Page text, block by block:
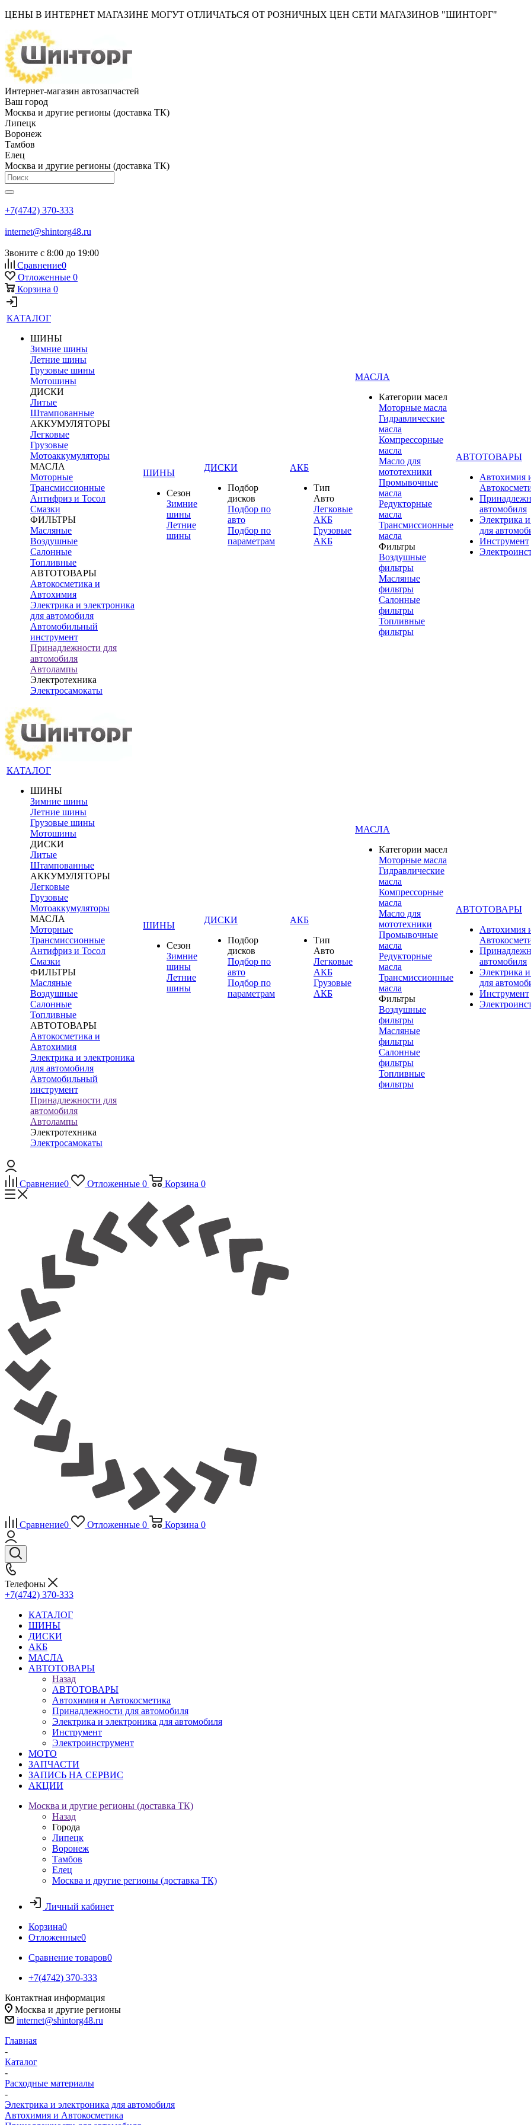
ЦЕНЫ В ИНТЕРНЕТ МАГАЗИНЕ МОГУТ ОТЛИЧАТЬСЯ ОТ РОЗНИЧНЫХ ЦЕН СЕТИ МАГАЗИНОВ "ШИНТОРГ"
Интернет-магазин автозапчастей
Ваш город
Москва и другие регионы (доставка ТК)
Липецк
Воронеж
Тамбов
Елец
Москва и другие регионы (доставка ТК)
+7(4742) 370-333
internet@shintorg48.ru
Звоните с 8:00 до 19:00
Сравнение0
Отложенные 0
Корзина 0
КАТАЛОГ
ШИНЫ
Зимние шины
Летние шины
Грузовые шины
Мотошины
ДИСКИ
Литые
Штампованные
АККУМУЛЯТОРЫ
Легковые
Грузовые
Мотоаккумуляторы
МАСЛА
Моторные
Трансмиссионные
Антифриз и Тосол
Смазки
ФИЛЬТРЫ
Масляные
Воздушные
Салонные
Топливные
АВТОТОВАРЫ
Автокосметика и
Автохимия
Электрика и электроника
для автомобиля
Автомобильный
инструмент
Принадлежности для
автомобиля
Автолампы
Электротехника
Электросамокаты
ШИНЫ
Сезон
Зимние
шины
Летние
шины
ДИСКИ
Подбор
дисков
Подбор по
авто
Подбор по
параметрам
АКБ
Тип
Авто
Легковые
АКБ
Грузовые
АКБ
МАСЛА
Категории масел
Моторные масла
Гидравлические
масла
Компрессорные
масла
Масло для
мототехники
Промывочные
масла
Редукторные
масла
Трансмиссионные
масла
Фильтры
Воздушные
фильтры
Масляные
фильтры
Салонные
фильтры
Топливные
фильтры
АВТОТОВАРЫ
Автохимия
автомобиля
Электрика
для
Инструмент
КАТАЛОГ
ШИНЫ
Зимние шины
Летние шины
Грузовые шины
Мотошины
ДИСКИ
Литые
Штампованные
АККУМУЛЯТОРЫ
Легковые
Грузовые
Мотоаккумуляторы
МАСЛА
Моторные
Трансмиссионные
Антифриз и Тосол
Смазки
ФИЛЬТРЫ
Масляные
Воздушные
Салонные
Топливные
АВТОТОВАРЫ
Автокосметика и
Автохимия
Электрика и электроника
для автомобиля
Автомобильный
инструмент
Принадлежности для
автомобиля
Автолампы
Электротехника
Электросамокаты
ШИНЫ
Сезон
Зимние
шины
Летние
шины
ДИСКИ
Подбор
дисков
Подбор по
авто
Подбор по
параметрам
АКБ
Тип
Авто
Легковые
АКБ
Грузовые
АКБ
МАСЛА
Категории масел
Моторные масла
Гидравлические
масла
Компрессорные
масла
Масло для
мототехники
Промывочные
масла
Редукторные
масла
Трансмиссионные
масла
Фильтры
Воздушные
фильтры
Масляные
фильтры
Салонные
фильтры
Топливные
фильтры
АВТОТОВАРЫ
Автохимия
автомобиля
Электрика
для
Инструмент
Сравнение0 Отложенные 0 Корзина 0
Сравнение0 Отложенные 0 Корзина 0
Телефоны
+7(4742) 370-333
КАТАЛОГ
ШИНЫ
ДИСКИ
АКБ
МАСЛА
АВТОТОВАРЫ
Назад
АВТОТОВАРЫ
Автохимия и Автокосметика
Принадлежности для автомобиля
Электрика и электроника для автомобиля
Инструмент
Электроинструмент
МОТО
ЗАПЧАСТИ
ЗАПИСЬ НА СЕРВИС
АКЦИИ
Москва и другие регионы (доставка ТК)
Назад
Города
Липецк
Воронеж
Тамбов
Елец
Москва и другие регионы (доставка ТК)
Личный кабинет
Корзина0
Отложенные0
Сравнение товаров0
+7(4742) 370-333
Контактная информация
Москва и другие регионы
internet@shintorg48.ru
Главная
-
Каталог
-
Расходные материалы
-
Электрика и электроника для автомобиля
Автохимия и Автокосметика